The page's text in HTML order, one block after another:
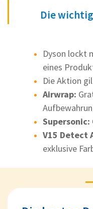
Die
Dyson lockt
eines
Die Aktion
Airwrap:
Supersonic:
V15 Detect
exklusive